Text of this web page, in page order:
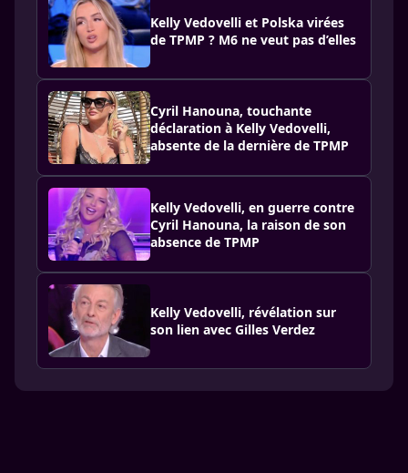
Kelly Vedovelli et Polska virées
de TPMP ? M6 ne veut pas d’elles
Cyril Hanouna, touchante
déclaration à Kelly Vedovelli,
absente de la dernière de TPMP
Kelly Vedovelli, en guerre contre
Cyril Hanouna, la raison de son
absence de TPMP
Kelly Vedovelli, révélation sur
son lien avec Gilles Verdez